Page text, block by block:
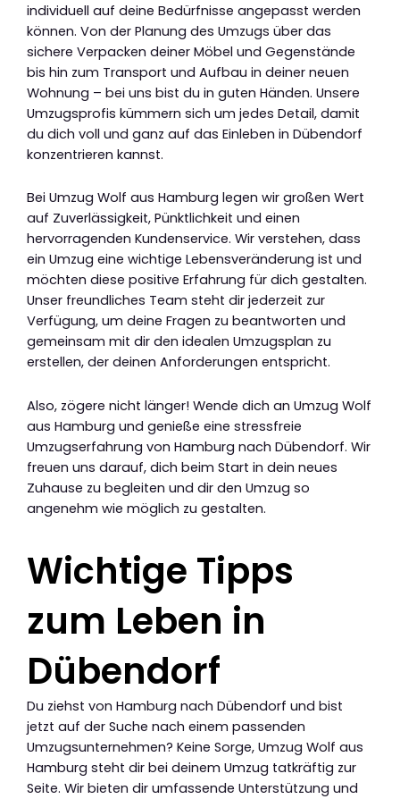
individuell auf deine Bedürfnisse angepasst werden
können. Von der Planung des Umzugs über das
sichere Verpacken deiner Möbel und Gegenstände
bis hin zum Transport und Aufbau in deiner neuen
Wohnung – bei uns bist du in guten Händen. Unsere
Umzugsprofis kümmern sich um jedes Detail, damit
du dich voll und ganz auf das Einleben in Dübendorf
konzentrieren kannst.
Bei Umzug Wolf aus Hamburg legen wir großen Wert
auf Zuverlässigkeit, Pünktlichkeit und einen
hervorragenden Kundenservice. Wir verstehen, dass
ein Umzug eine wichtige Lebensveränderung ist und
möchten diese positive Erfahrung für dich gestalten.
Unser freundliches Team steht dir jederzeit zur
Verfügung, um deine Fragen zu beantworten und
gemeinsam mit dir den idealen Umzugsplan zu
erstellen, der deinen Anforderungen entspricht.
Also, zögere nicht länger! Wende dich an Umzug Wolf
aus Hamburg und genieße eine stressfreie
Umzugserfahrung von Hamburg nach Dübendorf. Wir
freuen uns darauf, dich beim Start in dein neues
Zuhause zu begleiten und dir den Umzug so
angenehm wie möglich zu gestalten.
Wichtige Tipps
zum Leben in
Dübendorf
Du ziehst von Hamburg nach Dübendorf und bist
jetzt auf der Suche nach einem passenden
Umzugsunternehmen? Keine Sorge, Umzug Wolf aus
Hamburg steht dir bei deinem Umzug tatkräftig zur
Seite. Wir bieten dir umfassende Unterstützung und